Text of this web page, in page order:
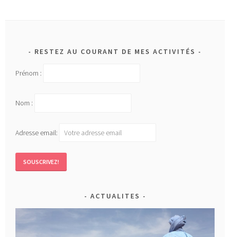
RESTEZ AU COURANT DE MES ACTIVITÉS
Prénom :
Nom :
Adresse email:
ACTUALITES